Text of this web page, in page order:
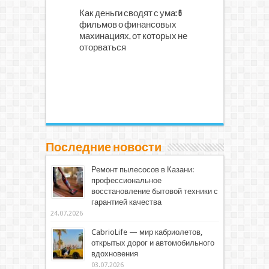
Как деньги сводят с ума: 6
фильмов о финансовых
махинациях, от которых не
оторваться
Последние новости
Ремонт пылесосов в Казани:
профессиональное
восстановление бытовой техники с
гарантией качества
24.07.2026
CabrioLife — мир кабриолетов,
открытых дорог и автомобильного
вдохновения
03.07.2026